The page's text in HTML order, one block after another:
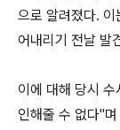
으로 알려졌다. 이
어내리기 전날 발
이에 대해 당시
인해줄 수 없다"